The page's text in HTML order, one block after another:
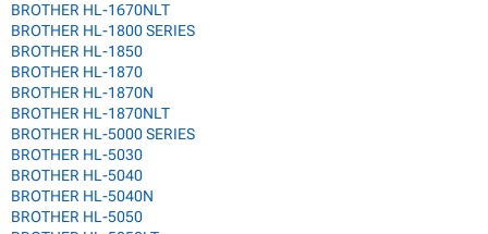
BROTHER HL-1670NLT
BROTHER HL-1800 SERIES
BROTHER HL-1850
BROTHER HL-1870
BROTHER HL-1870N
BROTHER HL-1870NLT
BROTHER HL-5000 SERIES
BROTHER HL-5030
BROTHER HL-5040
BROTHER HL-5040N
BROTHER HL-5050